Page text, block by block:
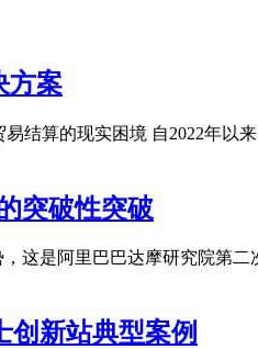
方案
结算的现实困境 自2022年
突破性突破
这是阿里巴巴达摩研究院第
创新站典型案例